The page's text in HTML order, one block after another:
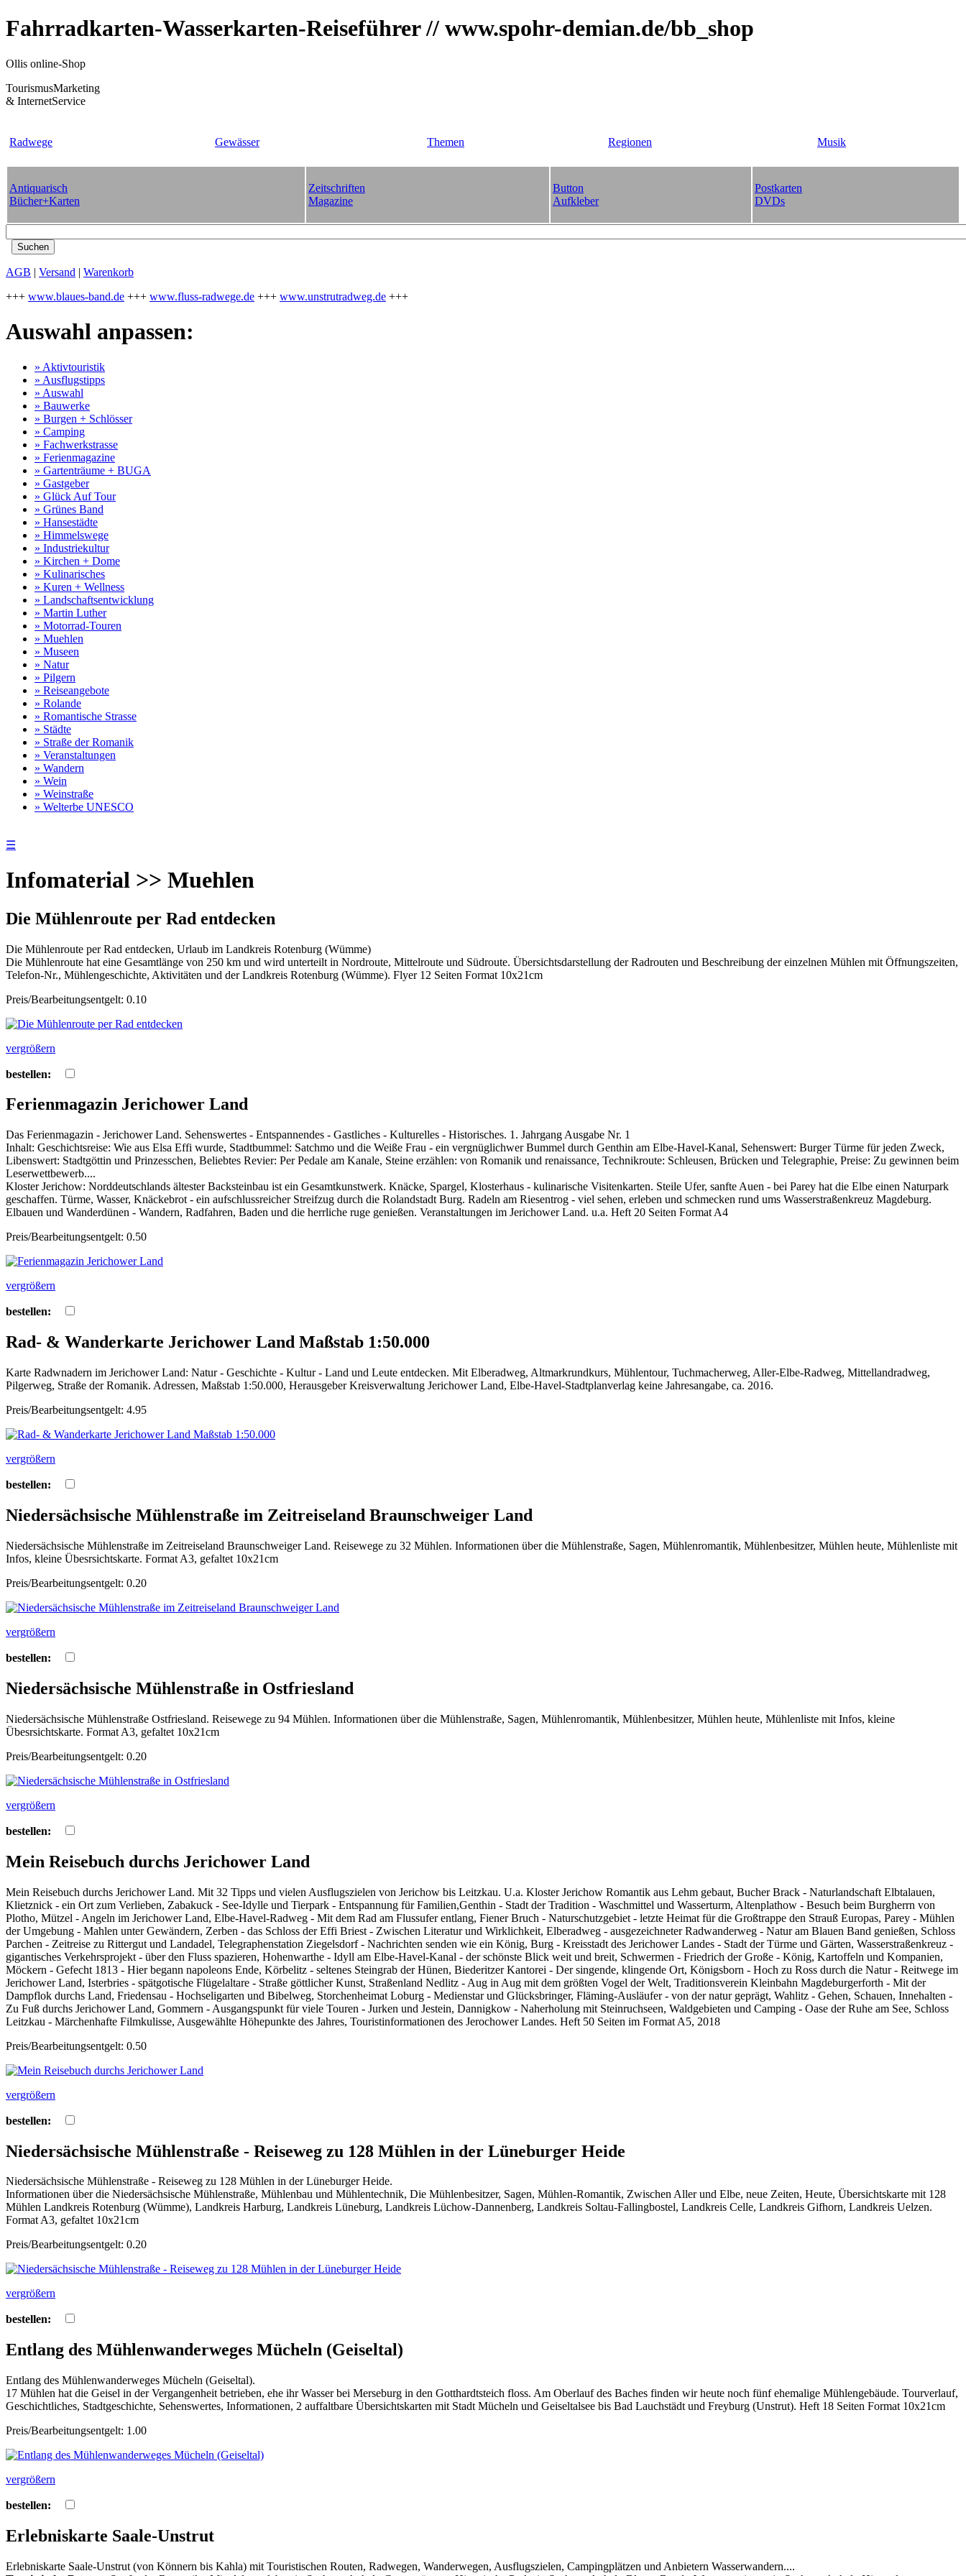
Fahrradkarten-Wasserkarten-Reiseführer // www.spohr-demian.de/bb_shop
Ollis online-Shop
TourismusMarketing
& InternetService
Radwege Gewässer Themen Regionen Musik
Antiquarisch
Bücher+Karten
Zeitschriften
Magazine
Button
Aufkleber
Postkarten
DVDs
AGB | Versand | Warenkorb
+++ www.blaues-band.de +++ www.fluss-radwege.de +++ www.unstrutradweg.de +++
Auswahl anpassen:
» Aktivtouristik
» Ausflugstipps
» Auswahl
» Bauwerke
» Burgen + Schlösser
» Camping
» Fachwerkstrasse
» Ferienmagazine
» Gartenträume + BUGA
» Gastgeber
» Glück Auf Tour
» Grünes Band
» Hansestädte
» Himmelswege
» Industriekultur
» Kirchen + Dome
» Kulinarisches
» Kuren + Wellness
» Landschaftsentwicklung
» Martin Luther
» Motorrad-Touren
» Muehlen
» Museen
» Natur
» Pilgern
» Reiseangebote
» Rolande
» Romantische Strasse
» Städte
» Straße der Romanik
» Veranstaltungen
» Wandern
» Wein
» Weinstraße
» Welterbe UNESCO
☰
Infomaterial >> Muehlen
Die Mühlenroute per Rad entdecken
Die Mühlenroute per Rad entdecken, Urlaub im Landkreis Rotenburg (Wümme)
Die Mühlenroute hat eine Gesamtlänge von 250 km und wird unterteilt in Nordroute, Mittelroute und Südroute. Übersichtsdarstellung der Radrouten und Beschreibung der einzelnen Mühlen mit Öffnungszeiten,
Telefon-Nr., Mühlengeschichte, Aktivitäten und der Landkreis Rotenburg (Wümme). Flyer 12 Seiten Format 10x21cm
Preis/Bearbeitungsentgelt: 0.10
vergrößern
bestellen:
Ferienmagazin Jerichower Land
Das Ferienmagazin - Jerichower Land. Sehenswertes - Entspannendes - Gastliches - Kulturelles - Historisches. 1. Jahrgang Ausgabe Nr. 1
Inhalt: Geschichtsreise: Wie aus Elsa Effi wurde, Stadtbummel: Satchmo und die Weiße Frau - ein vergnüglichwer Bummel durch Genthin am Elbe-Havel-Kanal, Sehenswert: Burger Türme für jeden Zweck,
Libenswert: Stadtgöttin und Prinzesschen, Beliebtes Revier: Per Pedale am Kanale, Steine erzählen: von Romanik und renaissance, Technikroute: Schleusen, Brücken und Telegraphie, Preise: Zu gewinnen beim
Leserwettbewerb....
Kloster Jerichow: Norddeutschlands ältester Backsteinbau ist ein Gesamtkunstwerk. Knäcke, Spargel, Klosterhaus - kulinarische Visitenkarten. Steile Ufer, sanfte Auen - bei Parey hat die Elbe einen Naturpark
geschaffen. Türme, Wasser, Knäckebrot - ein aufschlussreicher Streifzug durch die Rolandstadt Burg. Radeln am Riesentrog - viel sehen, erleben und schmecken rund ums Wasserstraßenkreuz Magdeburg.
Elbauen und Wanderdünen - Wandern, Radfahren, Baden und die herrliche ruge genießen. Veranstaltungen im Jerichower Land. u.a. Heft 20 Seiten Format A4
Preis/Bearbeitungsentgelt: 0.50
vergrößern
bestellen:
Rad- & Wanderkarte Jerichower Land Maßstab 1:50.000
Karte Radwnadern im Jerichower Land: Natur - Geschichte - Kultur - Land und Leute entdecken. Mit Elberadweg, Altmarkrundkurs, Mühlentour, Tuchmacherweg, Aller-Elbe-Radweg, Mittellandradweg,
Pilgerweg, Straße der Romanik. Adressen, Maßstab 1:50.000, Herausgeber Kreisverwaltung Jerichower Land, Elbe-Havel-Stadtplanverlag keine Jahresangabe, ca. 2016.
Preis/Bearbeitungsentgelt: 4.95
vergrößern
bestellen:
Niedersächsische Mühlenstraße im Zeitreiseland Braunschweiger Land
Niedersächsische Mühlenstraße im Zeitreiseland Braunschweiger Land. Reisewege zu 32 Mühlen. Informationen über die Mühlenstraße, Sagen, Mühlenromantik, Mühlenbesitzer, Mühlen heute, Mühlenliste mit
Infos, kleine Übesrsichtskarte. Format A3, gefaltet 10x21cm
Preis/Bearbeitungsentgelt: 0.20
vergrößern
bestellen:
Niedersächsische Mühlenstraße in Ostfriesland
Niedersächsische Mühlenstraße Ostfriesland. Reisewege zu 94 Mühlen. Informationen über die Mühlenstraße, Sagen, Mühlenromantik, Mühlenbesitzer, Mühlen heute, Mühlenliste mit Infos, kleine
Übesrsichtskarte. Format A3, gefaltet 10x21cm
Preis/Bearbeitungsentgelt: 0.20
vergrößern
bestellen:
Mein Reisebuch durchs Jerichower Land
Mein Reisebuch durchs Jerichower Land. Mit 32 Tipps und vielen Ausflugszielen von Jerichow bis Leitzkau. U.a. Kloster Jerichow Romantik aus Lehm gebaut, Bucher Brack - Naturlandschaft Elbtalauen,
Klietznick - ein Ort zum Verlieben, Zabakuck - See-Idylle und Tierpark - Entspannung für Familien,Genthin - Stadt der Tradition - Waschmittel und Wasserturm, Altenplathow - Besuch beim Burgherrn von
Plotho, Mützel - Angeln im Jerichower Land, Elbe-Havel-Radweg - Mit dem Rad am Flussufer entlang, Fiener Bruch - Naturschutzgebiet - letzte Heimat für die Großtrappe den Strauß Europas, Parey - Mühlen
der Umgebung - Mahlen unter Gewändern, Zerben - das Schloss der Effi Briest - Zwischen Literatur und Wirklichkeit, Elberadweg - ausgezeichneter Radwanderweg - Natur am Blauen Band genießen, Schloss
Parchen - Zeitreise zu Rittergut und Landadel, Telegraphenstation Ziegelsdorf - Nachrichten senden wie ein König, Burg - Kreisstadt des Jerichower Landes - Stadt der Türme und Gärten, Wasserstraßenkreuz -
gigantisches Verkehrsprojekt - über den Fluss spazieren, Hohenwarthe - Idyll am Elbe-Havel-Kanal - der schönste Blick weit und breit, Schwermen - Friedrich der Große - König, Kartoffeln und Kompanien,
Möckern - Gefecht 1813 - Hier begann napoleons Ende, Körbelitz - seltenes Steingrab der Hünen, Biederitzer Kantorei - Der singende, klingende Ort, Königsborn - Hoch zu Ross durch die Natur - Reitwege im
Jerichower Land, Isterbries - spätgotische Flügelaltare - Straße göttlicher Kunst, Straßenland Nedlitz - Aug in Aug mit dem größten Vogel der Welt, Traditionsverein Kleinbahn Magdeburgerforth - Mit der
Dampflok durchs Land, Friedensau - Hochseligarten und Bibelweg, Storchenheimat Loburg - Medienstar und Glücksbringer, Fläming-Ausläufer - von der natur geprägt, Wahlitz - Gehen, Schauen, Innehalten -
Zu Fuß durchs Jerichower Land, Gommern - Ausgangspunkt für viele Touren - Jurken und Jestein, Dannigkow - Naherholung mit Steinruchseen, Waldgebieten und Camping - Oase der Ruhe am See, Schloss
Leitzkau - Märchenhafte Filmkulisse, Ausgewählte Höhepunkte des Jahres, Touristinformationen des Jerochower Landes. Heft 50 Seiten im Format A5, 2018
Preis/Bearbeitungsentgelt: 0.50
vergrößern
bestellen:
Niedersächsische Mühlenstraße - Reiseweg zu 128 Mühlen in der Lüneburger Heide
Niedersächsische Mühlenstraße - Reiseweg zu 128 Mühlen in der Lüneburger Heide.
Informationen über die Niedersächsische Mühlenstraße, Mühlenbau und Mühlentechnik, Die Mühlenbesitzer, Sagen, Mühlen-Romantik, Zwischen Aller und Elbe, neue Zeiten, Heute, Übersichtskarte mit 128
Mühlen Landkreis Rotenburg (Wümme), Landkreis Harburg, Landkreis Lüneburg, Landkreis Lüchow-Dannenberg, Landkreis Soltau-Fallingbostel, Landkreis Celle, Landkreis Gifhorn, Landkreis Uelzen.
Format A3, gefaltet 10x21cm
Preis/Bearbeitungsentgelt: 0.20
vergrößern
bestellen:
Entlang des Mühlenwanderweges Mücheln (Geiseltal)
Entlang des Mühlenwanderweges Mücheln (Geiseltal).
17 Mühlen hat die Geisel in der Vergangenheit betrieben, ehe ihr Wasser bei Merseburg in den Gotthardtsteich floss. Am Oberlauf des Baches finden wir heute noch fünf ehemalige Mühlengebäude. Tourverlauf,
Geschichtliches, Stadtgeschichte, Sehenswertes, Informationen, 2 auffaltbare Übersichtskarten mit Stadt Mücheln und Geiseltalsee bis Bad Lauchstädt und Freyburg (Unstrut). Heft 18 Seiten Format 10x21cm
Preis/Bearbeitungsentgelt: 1.00
vergrößern
bestellen:
Erlebniskarte Saale-Unstrut
Erlebniskarte Saale-Unstrut (von Könnern bis Kahla) mit Touristischen Routen, Radwegen, Wanderwegen, Ausflugszielen, Campingplätzen und Anbietern Wasserwandern....